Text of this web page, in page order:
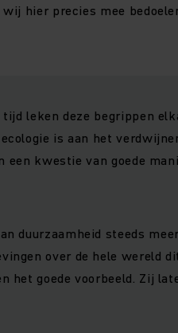
hier precies mee
leken deze begrippen
is aan het
kwestie van goede
duurzaamheid steeds
over de hele wereld
het goede voorbeeld. Zij